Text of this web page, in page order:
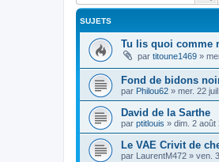
SUJETS
Tu lis quoi comme
par titoune1469 »
Fond de bidons
par Philou62 » mer. 22
David de la Sarthe
par ptitlouis » dim. 2 août
Le VAE Crivit de
par LaurentM472 » ven.